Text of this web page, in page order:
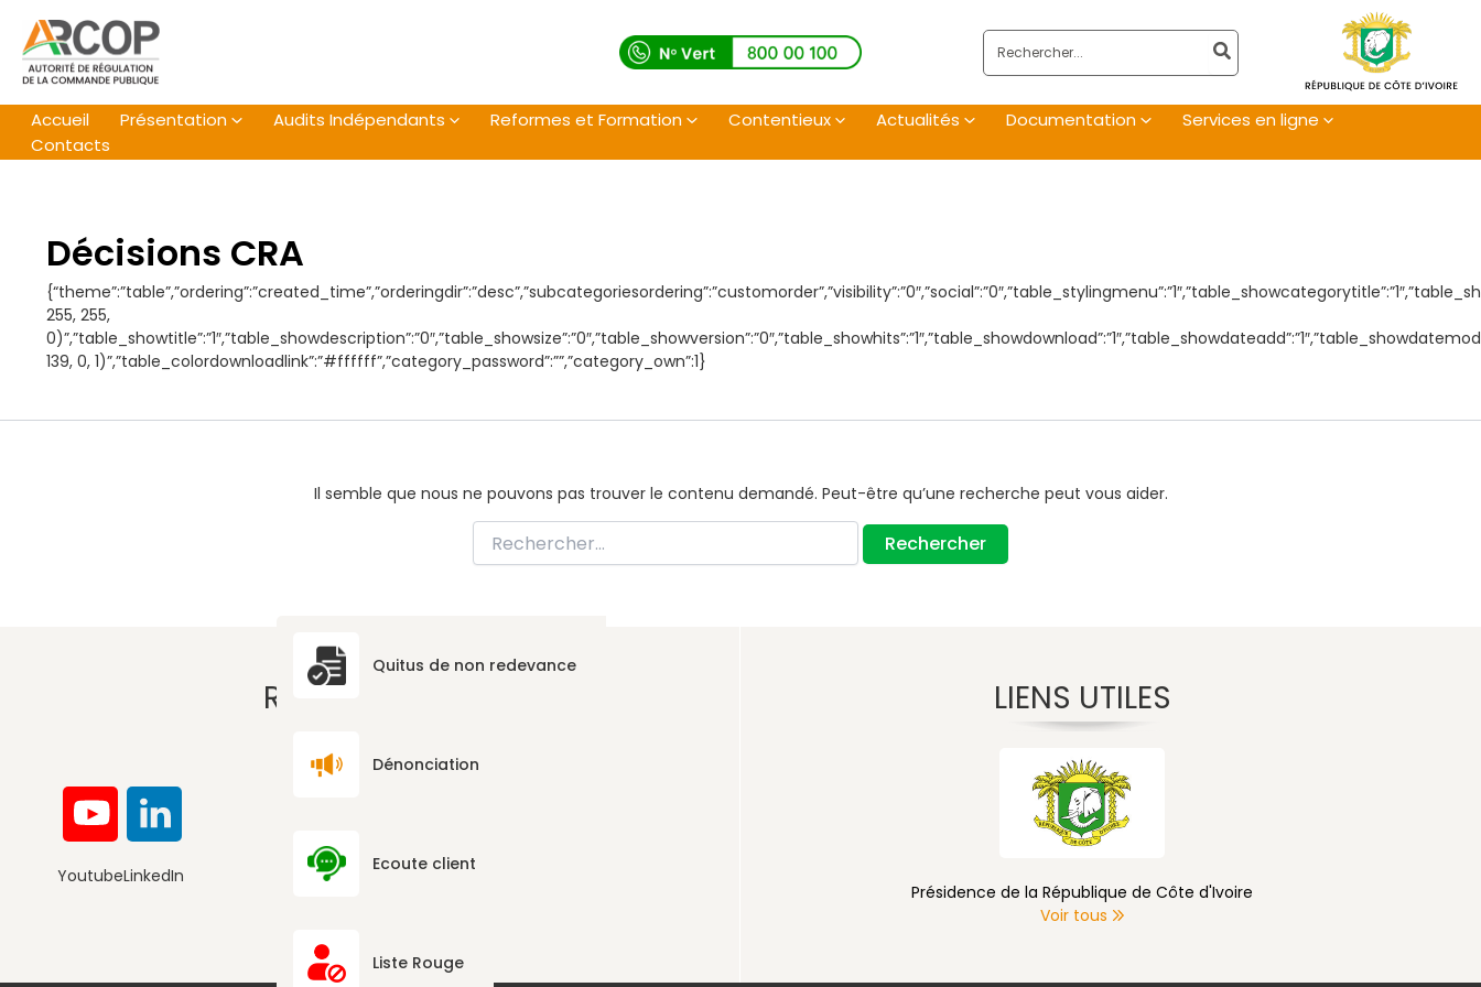
contenu
Rechercher:
Accueil Présentation Audits Indépendants Reformes et Formation Contentieux Actualités Documentation
Services en ligne
Contacts
Décisions CRA
255, 255,
139, 0, 1)”,”table_colordownloadlink”:”#ffffff”,”category_password”:””,”category_own”:1}
Il semble que nous ne pouvons pas trouver le contenu demandé. Peut-être qu’une recherche peut vous aider.
Rechercher :
RÉSEAUX SOCIAUX
YoutubeLinkedIn
LIENS UTILES
Présidence de la République de Côte d'Ivoire
Voir tous
Quitus de non redevance
Dénonciation
Ecoute client
Liste Rouge